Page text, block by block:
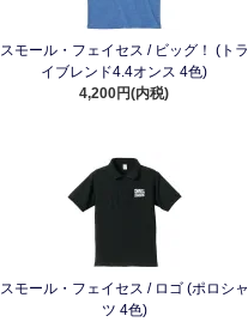
スモール・フェイセス / ビッグ！ (トラ
イブレンド4.4オンス 4色)
4,200円(内税)
スモール・フェイセス / ロゴ (ポロシャ
ツ 4色)